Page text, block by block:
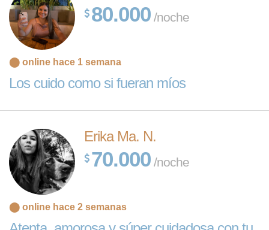
80.000 /noche
⬤ online hace 1 semana
Los cuido como si fueran míos
Erika Ma. N.
70.000 /noche
⬤ online hace 2 semanas